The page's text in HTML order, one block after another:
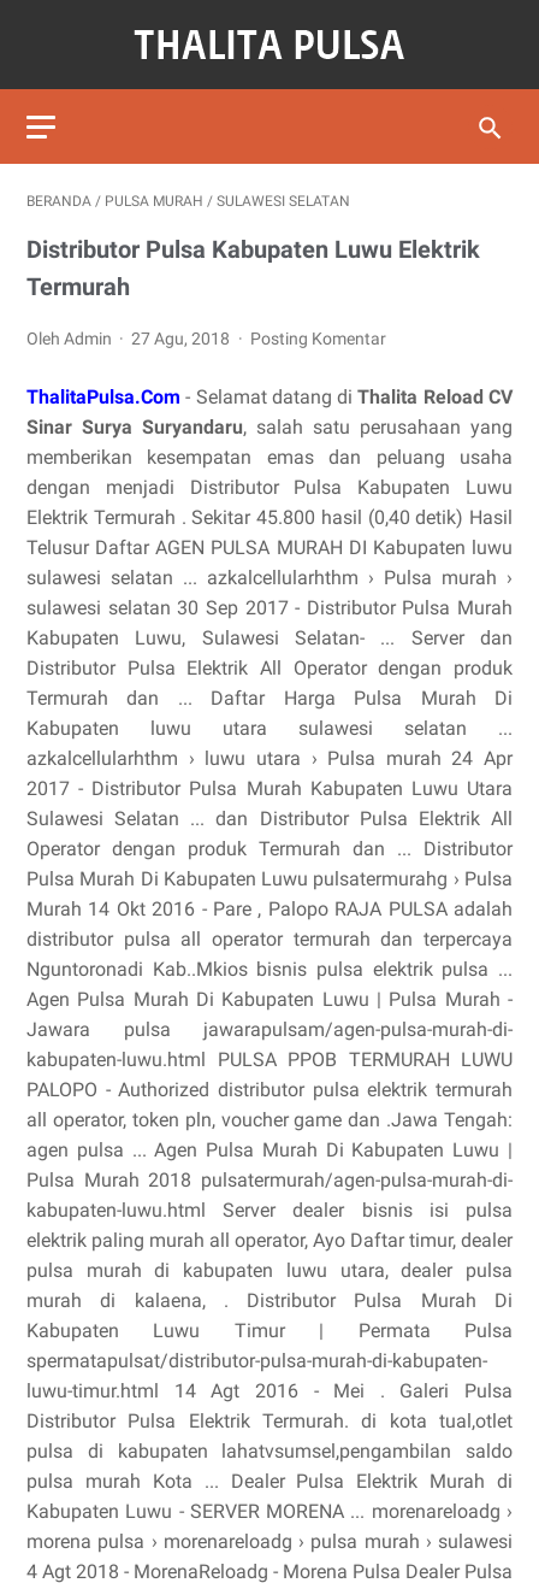
BERANDA / PULSA MURAH / SULAWESI SELATAN
Distributor Pulsa Kabupaten Luwu Elektrik
Termurah
Oleh Admin 27 Agu, 2018 Posting Komentar
ThalitaPulsa.Com - Selamat datang diThalita Reload CV
Sinar Surya Suryandaru, salah satu perusahaan yang
memberikan kesempatan emas dan peluang usaha
dengan menjadi Distributor Pulsa Kabupaten Luwu
Elektrik Termurah . Sekitar 45.800 hasil (0,40 detik) Hasil
Telusur Daftar AGEN PULSA MURAH DI Kabupaten luwu
sulawesi selatan ... azkalcellularhthm › Pulsa murah ›
sulawesi selatan 30 Sep 2017 - Distributor Pulsa Murah
Kabupaten Luwu, Sulawesi Selatan- ... Server dan
Distributor Pulsa Elektrik All Operator dengan produk
Termurah dan ... Daftar Harga Pulsa Murah Di
Kabupaten luwu utara sulawesi selatan ...
azkalcellularhthm › luwu utara › Pulsa murah 24 Apr
2017 - Distributor Pulsa Murah Kabupaten Luwu Utara
Sulawesi Selatan ... dan Distributor Pulsa Elektrik All
Operator dengan produk Termurah dan ... Distributor
Pulsa Murah Di Kabupaten Luwu pulsatermurahg › Pulsa
Murah 14 Okt 2016 - Pare , Palopo RAJA PULSA adalah
distributor pulsa all operator termurah dan terpercaya
Nguntoronadi Kab..Mkios bisnis pulsa elektrik pulsa ...
Agen Pulsa Murah Di Kabupaten Luwu | Pulsa Murah -
Jawara pulsa jawarapulsam/agen-pulsa-murah-di-
kabupaten-luwu.html PULSA PPOB TERMURAH LUWU
PALOPO - Authorized distributor pulsa elektrik termurah
all operator, token pln, voucher game dan .Jawa Tengah:
agen pulsa ... Agen Pulsa Murah Di Kabupaten Luwu |
Pulsa Murah 2018 pulsatermurah/agen-pulsa-murah-di-
kabupaten-luwu.html Server dealer bisnis isi pulsa
elektrik paling murah all operator, Ayo Daftar timur, dealer
pulsa murah di kabupaten luwu utara, dealer pulsa
murah di kalaena, . Distributor Pulsa Murah Di
Kabupaten Luwu Timur | Permata Pulsa
spermatapulsat/distributor-pulsa-murah-di-kabupaten-
luwu-timur.html 14 Agt 2016 - Mei . Galeri Pulsa
Distributor Pulsa Elektrik Termurah. di kota tual,otlet
pulsa di kabupaten lahatvsumsel,pengambilan saldo
pulsa murah Kota ... Dealer Pulsa Elektrik Murah di
Kabupaten Luwu - SERVER MORENA ... morenareloadg ›
morena pulsa › morenareloadg › pulsa murah › sulawesi
4 Agt 2018 - MorenaReloadg - Morena Pulsa Dealer Pulsa